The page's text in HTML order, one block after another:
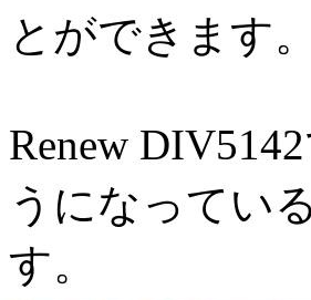
とができます。
Renew
うになってい
す。